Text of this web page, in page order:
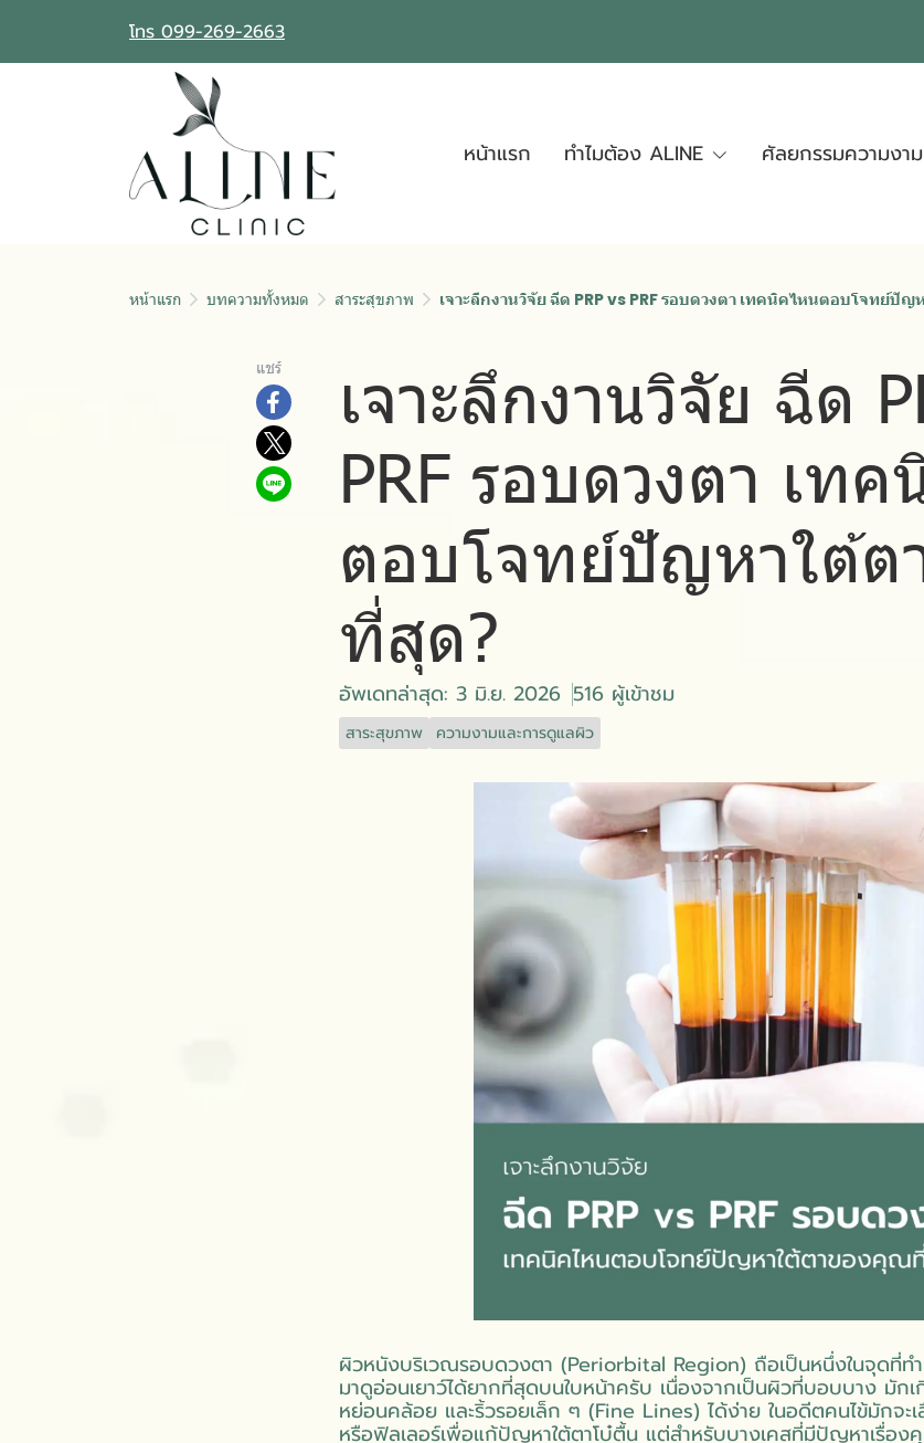
โทร 099-269-2663
หน้าแรก ทำไมต้อง ALINE ศัลยกรรมความงาม
หน้าแรก บทความทั้งหมด สาระสุขภาพ เจาะลึกงานวิจัย ฉีด PRP vs PRF รอบดวงตา เทคนิคไหนตอบโจทย์ปั
แชร์
เจาะลึกงานวิจัย ฉีด
PRF รอบดวงตา เท
ตอบโจทย์ปัญหาใต้ต
ที่สุด?
อัพเดทล่าสุด: 3 มิ.ย. 2026 516 ผู้เข้าชม
สาระสุขภาพ ความงามและการดูแลผิว
ผิวหนังบริเวณรอบดวงตา (Periorbital Region) ถือเป็นหนึ่งในจุดที่ท
มาดูอ่อนเยาว์ได้ยากที่สุดบนใบหน้าครับ เนื่องจากเป็นผิวที่บอบบาง มัก
หย่อนคล้อย และริ้วรอยเล็ก ๆ (Fine Lines) ได้ง่าย ในอดีตคนไข้มักจะเ
หรือฟิลเลอร์เพื่อแก้ปัญหาใต้ตาโบ๋ตื้น แต่สำหรับบางเคสที่มีปัญหาเรื่อ